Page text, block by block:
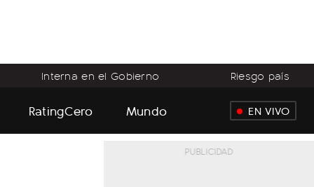
Interna en el Gobierno Riesgo país
RatingCero Mundo EN VIVO